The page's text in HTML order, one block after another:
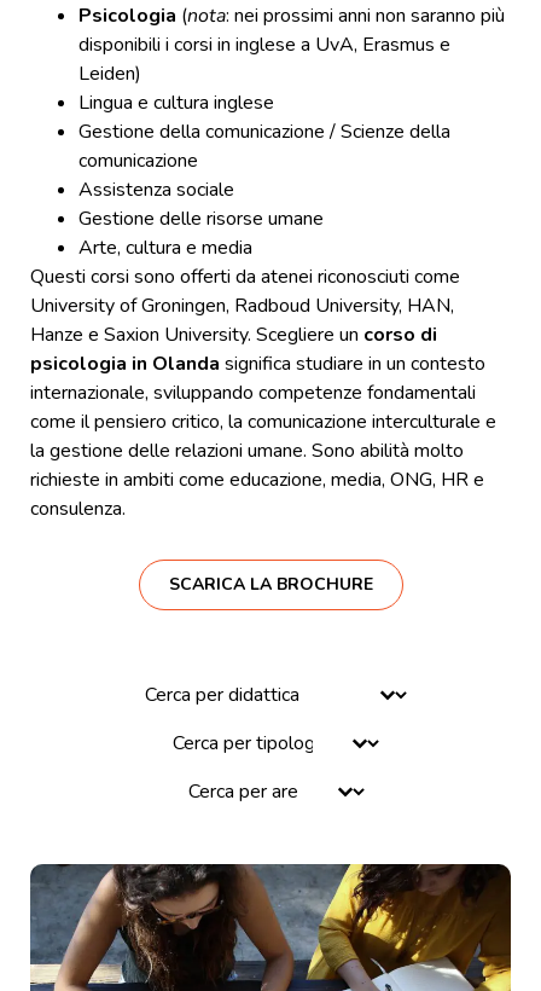
Psicologia (nota: nei prossimi anni non saranno più
disponibili i corsi in inglese a UvA, Erasmus e
Leiden)
Lingua e cultura inglese
Gestione della comunicazione / Scienze della
comunicazione
Assistenza sociale
Gestione delle risorse umane
Arte, cultura e media
Questi corsi sono offerti da atenei riconosciuti come
University of Groningen, Radboud University, HAN,
Hanze e Saxion University. Scegliere un corso di
psicologia in Olanda significa studiare in un contesto
internazionale, sviluppando competenze fondamentali
come il pensiero critico, la comunicazione interculturale e
la gestione delle relazioni umane. Sono abilità molto
richieste in ambiti come educazione, media, ONG, HR e
consulenza.
SCARICA LA BROCHURE